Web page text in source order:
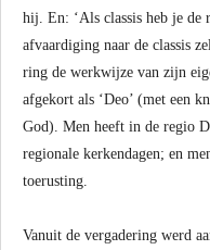
hij. En: ‘Als classis heb je de
afvaardiging naar de classis
ring de werkwijze van zijn
afgekort als ‘Deo’ (met een
God). Men heeft in de regio
regionale kerkendagen; en
toerusting.
Vanuit de vergadering werd